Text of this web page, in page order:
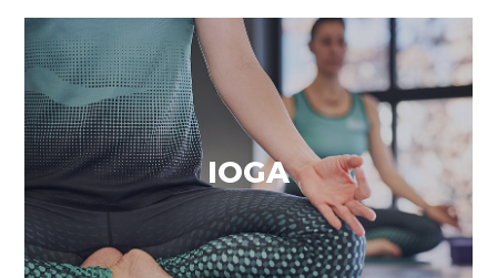
IOGA
Coneixement interior
VEURE MÉS